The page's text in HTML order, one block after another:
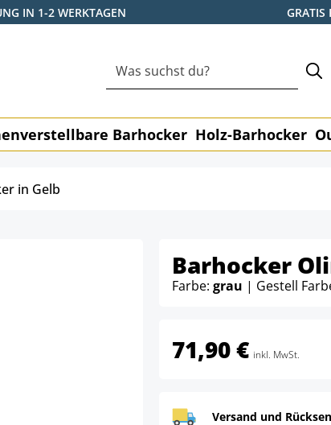
IN 1-2 WERKTAGEN GRATIS
Barhocker Holz-Barhocker
in Gelb
Barhocker
Farbe: grau | Gestell
71,90 € inkl. MwSt.
Versand und